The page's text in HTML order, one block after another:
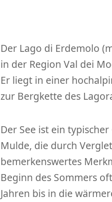
Der Lago di Erdemolo
in der Region Val dei
Er liegt in einer
zur Bergkette des
Der See ist ein
Mulde, die durch
bemerkenswertes
Beginn des Sommers
Jahren bis in die